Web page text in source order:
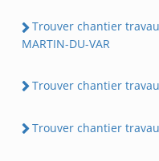
Trouver chantier
MARTIN-DU-VAR
Trouver chantier
Trouver chantier